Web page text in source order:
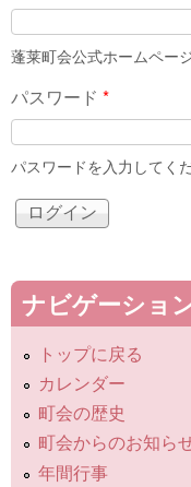
蓬莱町会公式ホームペー
パスワード *
パスワードを入力してくだ
ナビゲーショ
トップに戻る
カレンダー
町会の歴史
町会からのお知ら
年間行事